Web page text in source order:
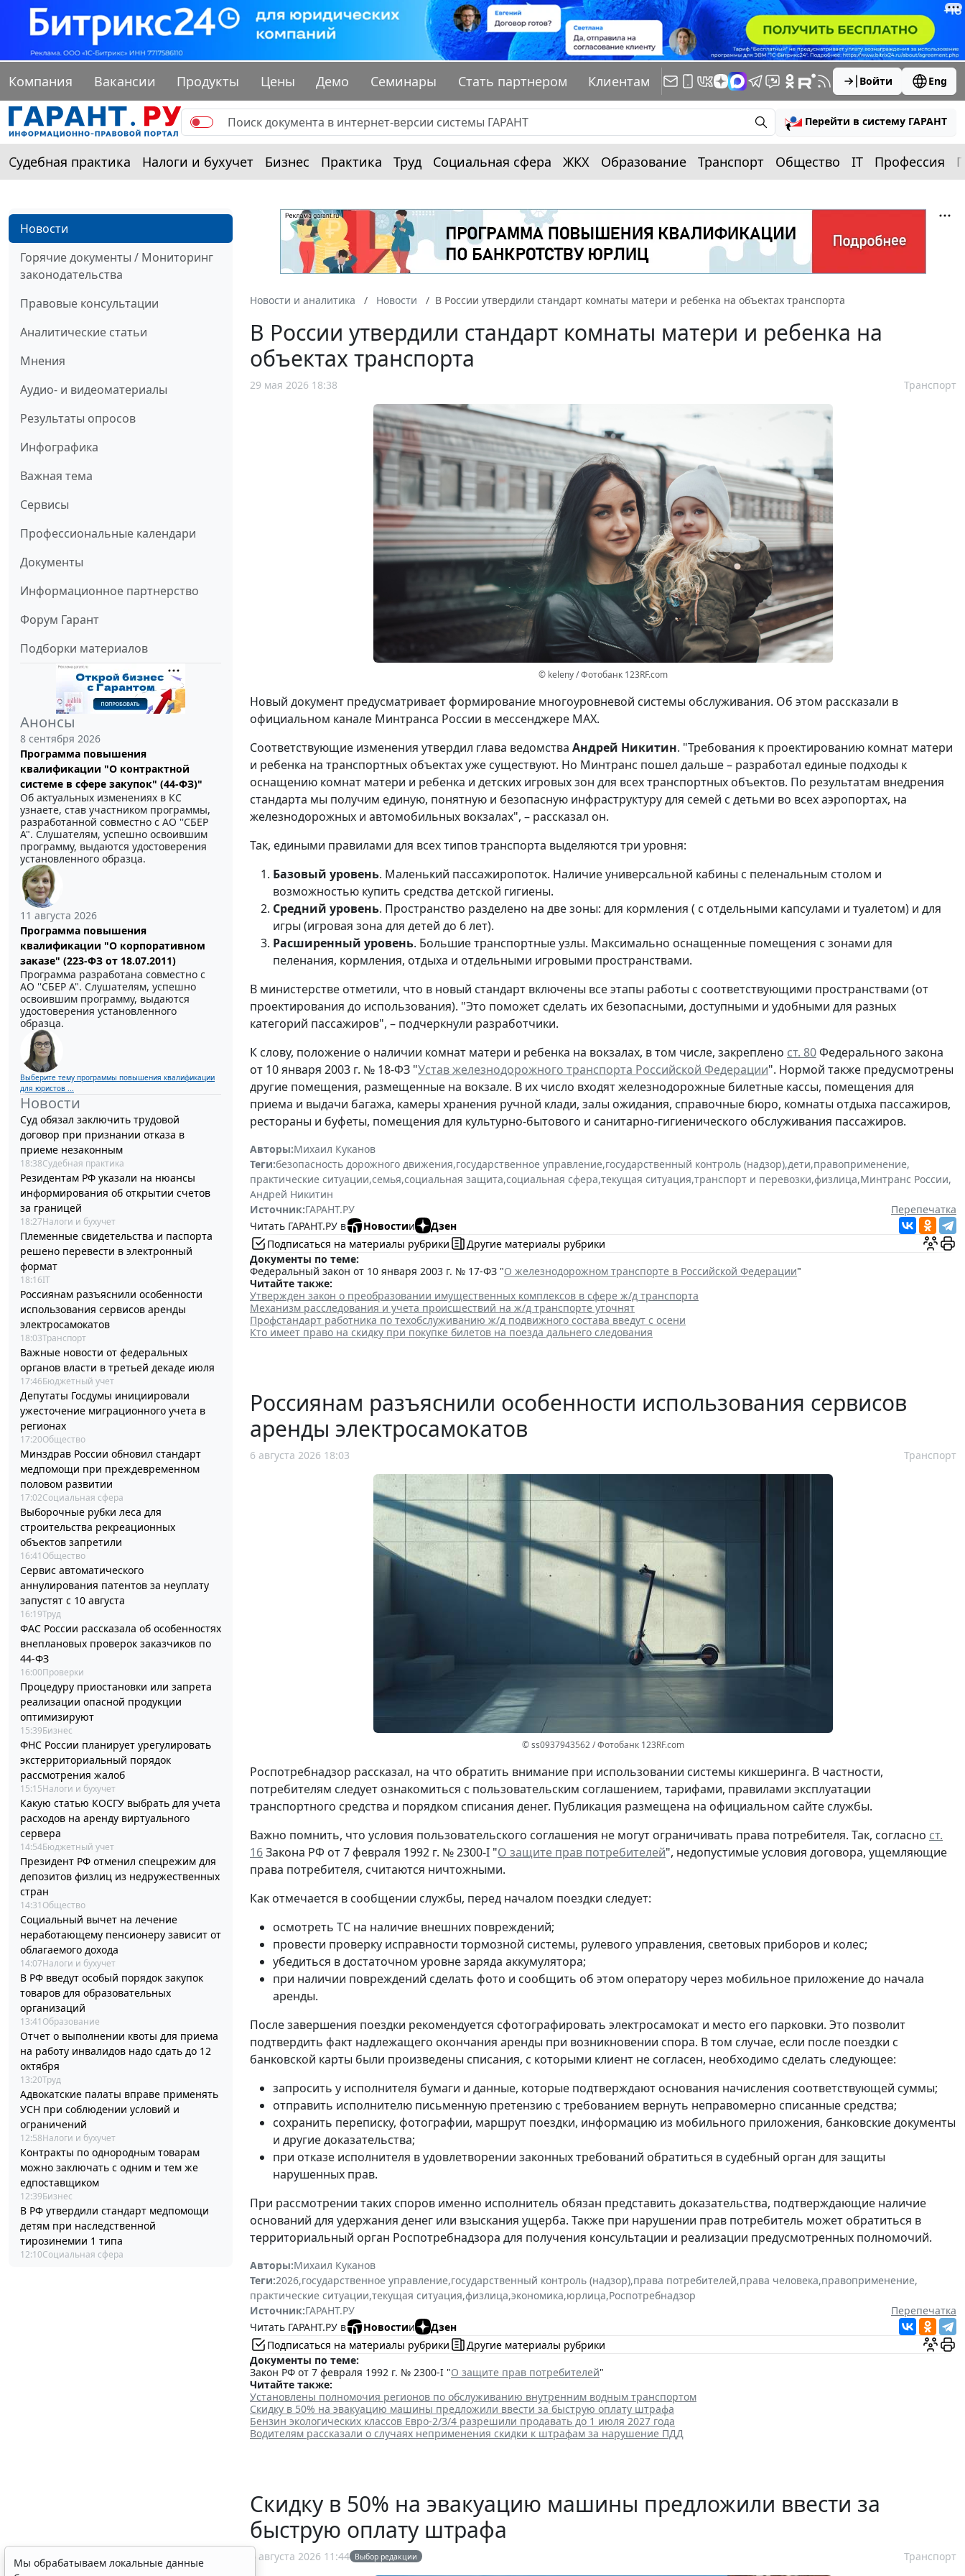
Компания Вакансии Продукты Цены Демо Семинары Стать партнером Клиентам Войти Eng
Перейти в систему ГАРАНТ
Судебная практика Налоги и бухучет Бизнес Практика Труд Социальная сфера ЖКХ Образование Транспорт Общество IT Профессия
Новости
Горячие документы / Мониторинг
законодательства
Правовые консультации
Аналитические статьи
Мнения
Аудио- и видеоматериалы
Результаты опросов
Инфографика
Важная тема
Сервисы
Профессиональные календари
Документы
Информационное партнерство
Форум Гарант
Подборки материалов
Анонсы
8 сентября 2026
Программа повышения
квалификации "О контрактной
системе в сфере закупок" (44-ФЗ)"
Об актуальных изменениях в КС
узнаете, став участником программы,
разработанной совместно с АО ''СБЕР
А". Слушателям, успешно освоившим
программу, выдаются удостоверения
установленного образца.
11 августа 2026
Программа повышения
квалификации "О корпоративном
заказе" (223-ФЗ от 18.07.2011)
Программа разработана совместно с
АО ''СБЕР А". Слушателям, успешно
освоившим программу, выдаются
удостоверения установленного
образца.
Выберите тему программы повышения квалификации
для юристов ...
Новости
Суд обязал заключить трудовой
договор при признании отказа в
приеме незаконным
18:38Судебная практика
Резидентам РФ указали на нюансы
информирования об открытии счетов
за границей
18:27Налоги и бухучет
Племенные свидетельства и паспорта
решено перевести в электронный
формат
18:16IT
Россиянам разъяснили особенности
использования сервисов аренды
электросамокатов
18:03Транспорт
Важные новости от федеральных
органов власти в третьей декаде июля
17:46Бюджетный учет
Депутаты Госдумы инициировали
ужесточение миграционного учета в
регионах
17:20Общество
Минздрав России обновил стандарт
медпомощи при преждевременном
половом развитии
17:02Социальная сфера
Выборочные рубки леса для
строительства рекреационных
объектов запретили
16:41 Общество
Сервис автоматического
аннулирования патентов за неуплату
запустят с 10 августа
16:19Труд
ФАС России рассказала об особенностях
внеплановых проверок заказчиков по
44-ФЗ
16:00Проверки
Процедуру приостановки или запрета
реализации опасной продукции
оптимизируют
15:39Бизнес
ФНС России планирует урегулировать
экстерриториальный порядок
рассмотрения жалоб
15:15Налоги и бухучет
Какую статью КОСГУ выбрать для учета
расходов на аренду виртуального
сервера
14:54Бюджетный учет
Президент РФ отменил спецрежим для
депозитов физлиц из недружественных
стран
14:31 Общество
Социальный вычет на лечение
неработающему пенсионеру зависит от
облагаемого дохода
14:07Налоги и бухучет
В РФ введут особый порядок закупок
товаров для образовательных
организаций
13:41 Образование
Отчет о выполнении квоты для приема
на работу инвалидов надо сдать до 12
октября
13:20Труд
Адвокатские палаты вправе применять
УСН при соблюдении условий и
ограничений
12:58Налоги и бухучет
Контракты по однородным товарам
можно заключать с одним и тем же
едпоставщиком
12:39Бизнес
В РФ утвердили стандарт медпомощи
детям при наследственной
тирозинемии 1 типа
12:10Социальная сфера
Новости и аналитика Новости В России утвердили стандарт комнаты матери и ребенка на объектах транспорта
В России утвердили стандарт комнаты матери и ребенка на
объектах транспорта
29 мая 2026 18:38 Транспорт
© keleny / Фотобанк 123RF.com
Новый документ предусматривает формирование многоуровневой системы обслуживания. Об этом рассказали в
официальном канале Минтранса России в мессенджере МАХ.
Соответствующие изменения утвердил глава ведомства Андрей Никитин. "Требования к проектированию комнат матери
и ребенка на транспортных объектах уже существуют. Но Минтранс пошел дальше – разработал единые подходы к
оснащению комнат матери и ребенка и детских игровых зон для всех транспортных объектов. По результатам внедрения
стандарта мы получим единую, понятную и безопасную инфраструктуру для семей с детьми во всех аэропортах, на
железнодорожных и автомобильных вокзалах", – рассказал он.
Так, едиными правилами для всех типов транспорта выделяются три уровня:
Базовый уровень. Маленький пассажиропоток. Наличие универсальной кабины с пеленальным столом и
возможностью купить средства детской гигиены.
Средний уровень. Пространство разделено на две зоны: для кормления ( с отдельными капсулами и туалетом) и для
игры (игровая зона для детей до 6 лет).
Расширенный уровень. Большие транспортные узлы. Максимально оснащенные помещения с зонами для
пеленания, кормления, отдыха и отдельными игровыми пространствами.
В министерстве отметили, что в новый стандарт включены все этапы работы с соответствующими пространствами (от
проектирования до использования). "Это поможет сделать их безопасными, доступными и удобными для разных
категорий пассажиров", – подчеркнули разработчики.
К слову, положение о наличии комнат матери и ребенка на вокзалах, в том числе, закреплено ст. 80Федерального закона
от 10 января 2003 г. № 18-ФЗ "Устав железнодорожного транспорта Российской Федерации". Нормой также предусмотрены
другие помещения, размещенные на вокзале. В их число входят железнодорожные билетные кассы, помещения для
приема и выдачи багажа, камеры хранения ручной клади, залы ожидания, справочные бюро, комнаты отдыха пассажиров,
рестораны и буфеты, помещения для культурно-бытового и санитарно-гигиенического обслуживания пассажиров.
Авторы:Михаил Куканов
Теги:безопасность дорожного движения,государственное управление,государственный контроль (надзор),дети,правоприменение,
практические ситуации,семья,социальная защита,социальная сфера,текущая ситуация,транспорт и перевозки,физлица,Минтранс России,
Андрей Никитин
Источник:ГАРАНТ.РУ
Перепечатка
Читать ГАРАНТ.РУ в
Новостии
Дзен
Подписаться на материалы рубрики
Другие материалы рубрики
Документы по теме:
Федеральный закон от 10 января 2003 г. № 17-ФЗ "О железнодорожном транспорте в Российской Федерации"
Читайте также:
Утвержден закон о преобразовании имущественных комплексов в сфере ж/д транспорта
Механизм расследования и учета происшествий на ж/д транспорте уточнят
Профстандарт работника по техобслуживанию ж/д подвижного состава введут с осени
Кто имеет право на скидку при покупке билетов на поезда дальнего следования
Россиянам разъяснили особенности использования сервисов
аренды электросамокатов
6 августа 2026 18:03 Транспорт
© ss0937943562 / Фотобанк 123RF.com
Роспотребнадзор рассказал, на что обратить внимание при использовании системы кикшеринга. В частности,
потребителям следует ознакомиться с пользовательским соглашением, тарифами, правилами эксплуатации
транспортного средства и порядком списания денег. Публикация размещена на официальном сайте службы.
Важно помнить, что условия пользовательского соглашения не могут ограничивать права потребителя. Так, согласно ст.
16Закона РФ от 7 февраля 1992 г. № 2300-I "О защите прав потребителей", недопустимые условия договора, ущемляющие
права потребителя, считаются ничтожными.
Как отмечается в сообщении службы, перед началом поездки следует:
осмотреть ТС на наличие внешних повреждений;
провести проверку исправности тормозной системы, рулевого управления, световых приборов и колес;
убедиться в достаточном уровне заряда аккумулятора;
при наличии повреждений сделать фото и сообщить об этом оператору через мобильное приложение до начала
аренды.
После завершения поездки рекомендуется сфотографировать электросамокат и место его парковки. Это позволит
подтвердить факт надлежащего окончания аренды при возникновении спора. В том случае, если после поездки с
банковской карты были произведены списания, с которыми клиент не согласен, необходимо сделать следующее:
запросить у исполнителя бумаги и данные, которые подтверждают основания начисления соответствующей суммы;
отправить исполнителю письменную претензию с требованием вернуть неправомерно списанные средства;
сохранить переписку, фотографии, маршрут поездки, информацию из мобильного приложения, банковские документы
и другие доказательства;
при отказе исполнителя в удовлетворении законных требований обратиться в судебный орган для защиты
нарушенных прав.
При рассмотрении таких споров именно исполнитель обязан представить доказательства, подтверждающие наличие
оснований для удержания денег или взыскания ущерба. Также при нарушении прав потребитель может обратиться в
территориальный орган Роспотребнадзора для получения консультации и реализации предусмотренных полномочий.
Авторы:Михаил Куканов
Теги:2026,государственное управление,государственный контроль (надзор),права потребителей,права человека,правоприменение,
практические ситуации,текущая ситуация,физлица,экономика,юрлица,Роспотребнадзор
Источник:ГАРАНТ.РУ
Перепечатка
Читать ГАРАНТ.РУ в
Новостии
Дзен
Подписаться на материалы рубрики
Другие материалы рубрики
Документы по теме:
Закон РФ от 7 февраля 1992 г. № 2300-I "О защите прав потребителей"
Читайте также:
Установлены полномочия регионов по обслуживанию внутренним водным транспортом
Скидку в 50% на эвакуацию машины предложили ввести за быструю оплату штрафа
Бензин экологических классов Евро-2/3/4 разрешили продавать до 1 июля 2027 года
Водителям рассказали о случаях неприменения скидки к штрафам за нарушение ПДД
Скидку в 50% на эвакуацию машины предложили ввести за
быструю оплату штрафа
6 августа 2026 11:44 Выбор редакции Транспорт
Мы обрабатываем локальные данные